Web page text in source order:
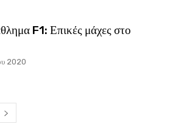
F1: Επικές μάχες στο
2020